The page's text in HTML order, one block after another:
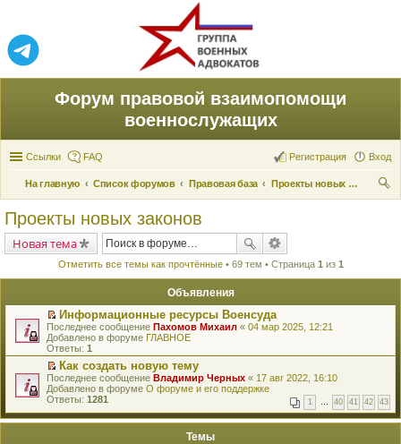
Форум правовой взаимопомощи
военнослужащих
Ссылки FAQ Вход
Регистрация
На главную Список форумов Правовая база
Проекты новых законов
Проекты новых законов
Новая тема
Отметить все темы как прочтённые• 69 тем • Страница 1 из 1
Объявления
П
е
р
е
й
т
и
к
е
Информационные ресурсы Военсуда
Последнее сообщение Пахомов Михаил « 04 мар 2025, 12:21
Добавлено в форуме ГЛАВНОЕ
Ответы: 1
П
е
р
й
Как создать новую тему
Последнее сообщение Владимир Черных « 17 авг 2022, 16:10
Добавлено в форуме О форуме и его поддержке
Ответы: 1281 1 … 40 41 42 43
Темы